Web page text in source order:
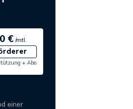
€/mtl.
+ Abo
einer